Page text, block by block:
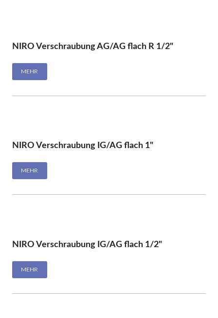
NIRO Verschraubung AG/AG flach R 1/2"
MEHR
NIRO Verschraubung IG/AG flach 1"
MEHR
NIRO Verschraubung IG/AG flach 1/2"
MEHR